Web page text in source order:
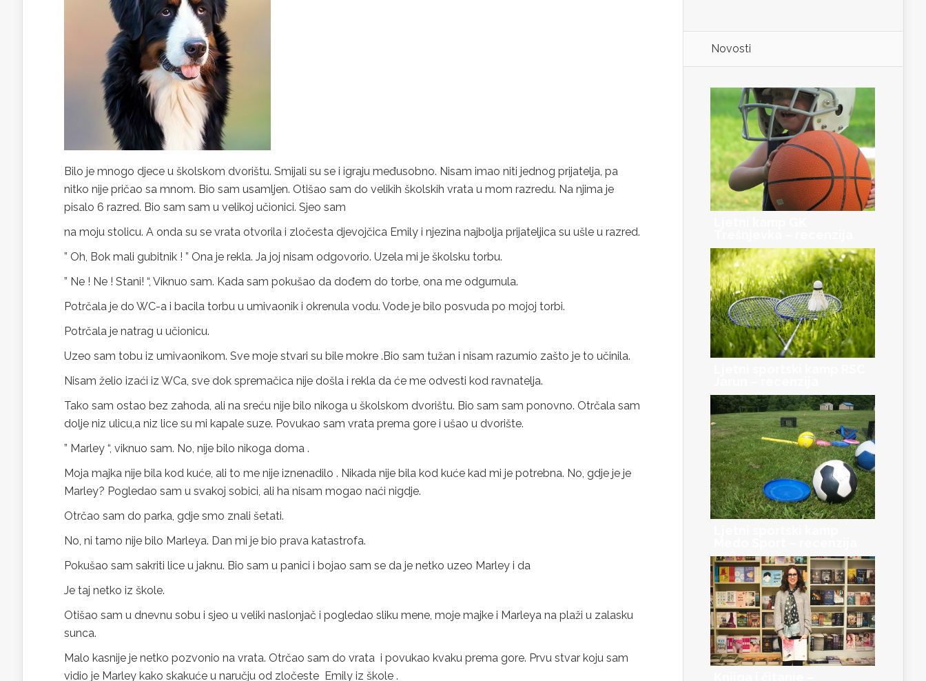
Bilo je mnogo djece u školskom dvorištu. Smijali su se i igraju međusobno. Nisam imao niti jednog prijatelja, pa
nitko nije pričao sa mnom. Bio sam usamljen. Otišao sam do velikih školskih vrata u mom razredu. Na njima je
pisalo 6 razred. Bio sam sam u velikoj učionici. Sjeo sam
na moju stolicu. A onda su se vrata otvorila i zločesta djevojčica Emily i njezina najbolja prijateljica su ušle u razred.
” Oh, Bok mali gubitnik ! ” Ona je rekla. Ja joj nisam odgovorio. Uzela mi je školsku torbu.
” Ne ! Ne ! Stani! “, Viknuo sam. Kada sam pokušao da dođem do torbe, ona me odgurnula.
Potrčala je do WC-a i bacila torbu u umivaonik i okrenula vodu. Vode je bilo posvuda po mojoj torbi.
Potrčala je natrag u učionicu.
Uzeo sam tobu iz umivaonikom. Sve moje stvari su bile mokre .Bio sam tužan i nisam razumio zašto je to učinila.
Nisam želio izaći iz WCa, sve dok spremačica nije došla i rekla da će me odvesti kod ravnatelja.
Tako sam ostao bez zahoda, ali na sreću nije bilo nikoga u školskom dvorištu. Bio sam sam ponovno. Otrčala sam
dolje niz ulicu,a niz lice su mi kapale suze. Povukao sam vrata prema gore i ušao u dvorište.
” Marley “, viknuo sam. No, nije bilo nikoga doma .
Moja majka nije bila kod kuće, ali to me nije iznenadilo . Nikada nije bila kod kuće kad mi je potrebna. No, gdje je je
Marley? Pogledao sam u svakoj sobici, ali ha nisam mogao naći nigdje.
Otrčao sam do parka, gdje smo znali šetati.
No, ni tamo nije bilo Marleya. Dan mi je bio prava katastrofa.
Pokušao sam sakriti lice u jaknu. Bio sam u panici i bojao sam se da je netko uzeo Marley i da
Je taj netko iz škole.
Otišao sam u dnevnu sobu i sjeo u veliki naslonjač i pogledao sliku mene, moje majke i Marleya na plaži u zalasku
sunca.
Malo kasnije je netko pozvonio na vrata. Otrčao sam do vrata i povukao kvaku prema gore. Prvu stvar koju sam
vidio je Marley kako skakuće u naručju od zločeste Emily iz škole .
Novosti